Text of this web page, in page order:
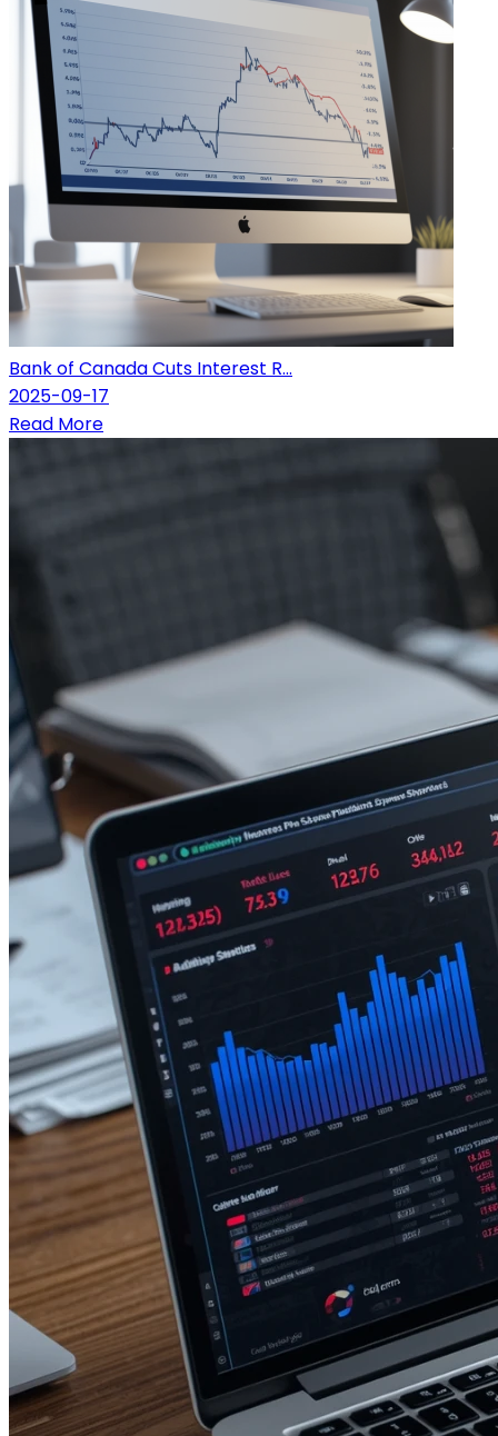
Bank of Canada Cuts Interest R...
2025-09-17
Read More